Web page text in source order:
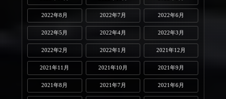
2022年8月 2022年7月 2022年6月
2022年5月 2022年4月 2022年3月
2022年2月 2022年1月 2021年12月
2021年11月 2021年10月 2021年9月
2021年8月 2021年7月 2021年6月